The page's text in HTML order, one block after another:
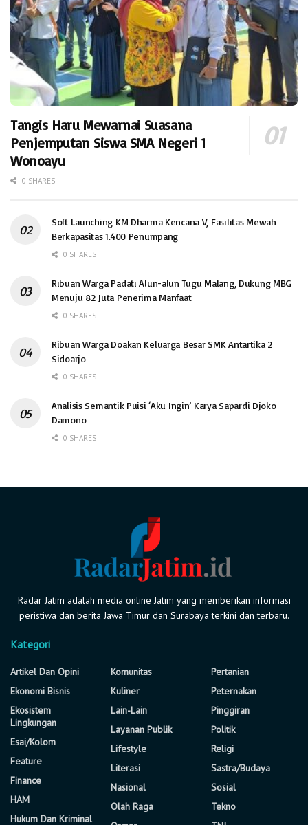
Tangis Haru Mewarnai Suasana
Penjemputan Siswa SMA Negeri 1
Wonoayu
0 SHARES
Soft Launching KM Dharma Kencana V, Fasilitas Mewah
Berkapasitas 1.400 Penumpang
0 SHARES
Ribuan Warga Padati Alun-alun Tugu Malang, Dukung MBG
Menuju 82 Juta Penerima Manfaat
0 SHARES
Ribuan Warga Doakan Keluarga Besar SMK Antartika 2
Sidoarjo
0 SHARES
Analisis Semantik Puisi ‘Aku Ingin’ Karya Sapardi Djoko
Damono
0 SHARES
Radar Jatim adalah media online Jatim yang memberikan informasi
peristiwa dan berita Jawa Timur dan Surabaya terkini dan terbaru.
Kategori
Artikel Dan Opini
Ekonomi Bisnis
Ekosistem
Lingkungan
Esai/Kolom
Feature
Finance
HAM
Hukum Dan Kriminal
Komunitas
Kuliner
Lain-Lain
Layanan Publik
Lifestyle
Literasi
Nasional
Olah Raga
Pertanian
Peternakan
Pinggiran
Politik
Religi
Sastra/Budaya
Sosial
Tekno